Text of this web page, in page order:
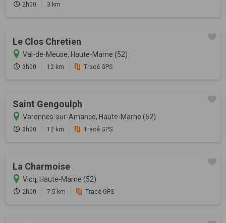
2h00 3 km
Le Clos Chretien
Val-de-Meuse, Haute-Marne (52)
3h00 12 km Tracé GPS
Saint Gengoulph
Varennes-sur-Amance, Haute-Marne (52)
3h00 12 km Tracé GPS
La Charmoise
Vicq, Haute-Marne (52)
2h00 7.5 km Tracé GPS